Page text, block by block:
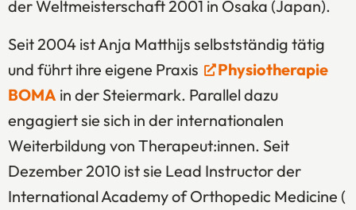
der Weltmeisterschaft 2001 in Osaka (Japan).
Seit 2004 ist Anja Matthijs selbstständig tätig
und führt ihre eigene Praxis
Physiotherapie
BOMA (Öffnet in einem neuen Tab oder Fenster)
in der Steiermark. Parallel dazu
engagiert sie sich in der internationalen
Weiterbildung von Therapeut:innen. Seit
Dezember 2010 ist sie Lead Instructor der
International Academy of Orthopedic Medicine (